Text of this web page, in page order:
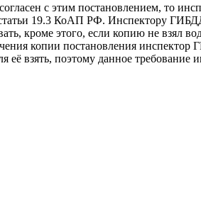
с этим постановлением, то
статьи 19.3 КоАП РФ. Инспектору
кроме этого, если копию не взял
копии постановления инспектор
её взять, поэтому данное